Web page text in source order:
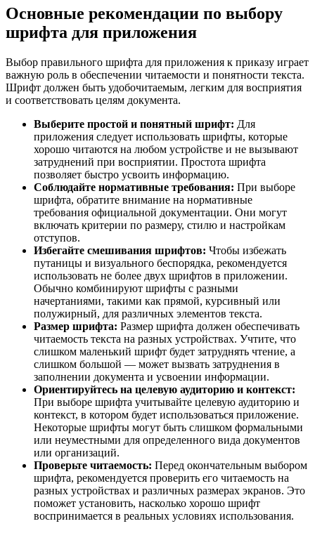
Основные рекомендации по выбору
шрифта для приложения
Выбор правильного шрифта для приложения к приказу играет
важную роль в обеспечении читаемости и понятности текста.
Шрифт должен быть удобочитаемым, легким для восприятия
и соответствовать целям документа.
Выберите простой и понятный шрифт: Для
приложения следует использовать шрифты, которые
хорошо читаются на любом устройстве и не вызывают
затруднений при восприятии. Простота шрифта
позволяет быстро усвоить информацию.
Соблюдайте нормативные требования: При выборе
шрифта, обратите внимание на нормативные
требования официальной документации. Они могут
включать критерии по размеру, стилю и настройкам
отступов.
Избегайте смешивания шрифтов: Чтобы избежать
путаницы и визуального беспорядка, рекомендуется
использовать не более двух шрифтов в приложении.
Обычно комбинируют шрифты с разными
начертаниями, такими как прямой, курсивный или
полужирный, для различных элементов текста.
Размер шрифта: Размер шрифта должен обеспечивать
читаемость текста на разных устройствах. Учтите, что
слишком маленький шрифт будет затруднять чтение, а
слишком большой — может вызвать затруднения в
заполнении документа и усвоении информации.
Ориентируйтесь на целевую аудиторию и контекст:
При выборе шрифта учитывайте целевую аудиторию и
контекст, в котором будет использоваться приложение.
Некоторые шрифты могут быть слишком формальными
или неуместными для определенного вида документов
или организаций.
Проверьте читаемость: Перед окончательным выбором
шрифта, рекомендуется проверить его читаемость на
разных устройствах и различных размерах экранов. Это
поможет установить, насколько хорошо шрифт
воспринимается в реальных условиях использования.